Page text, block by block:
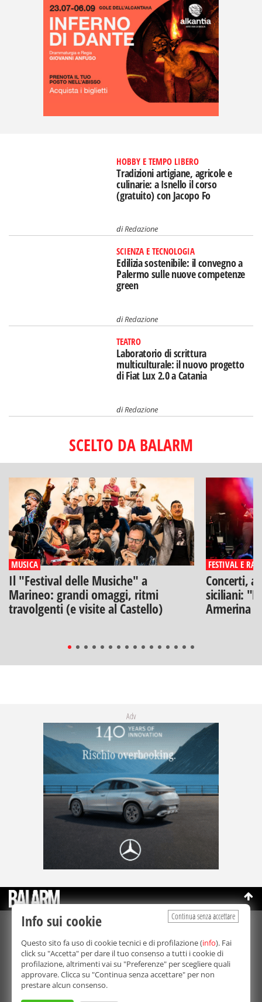
HOBBY E TEMPO LIBERO
Tradizioni artigiane, agricole e
culinarie: a Isnello il corso
(gratuito) con Jacopo Fo
diRedazione
SCIENZA E TECNOLOGIA
Edilizia sostenibile: il convegno a
Palermo sulle nuove competenze
green
diRedazione
TEATRO
Laboratorio di scrittura
multiculturale: il nuovo progetto
di Fiat Lux 2.0 a Catania
diRedazione
SCELTO DA BALARM
MUSICA
Il "Festival delle Musiche" a
Marineo: grandi omaggi, ritmi
travolgenti (e visite al Castello)
FESTIVAL E
Concerti,
siciliani:
Armerina
Adv
©Copyright 2003-2026
Bmedia Srl- P.IVA 07064240828
La riproduzione totale o parziale di tutti i contenuti, in qualunque
forma, su qualsiasi supporto è proibita.
Balarm.it è una testata giornalistica registrata. Autorizzazione del
Tribunale di Palermo n° 32 del 21/10/2003
Direttore responsabile:
Continua senza accettare
Info sui cookie
Questo sito fa uso di cookie tecnici e di profilazione (info). Fai
click su "Accetta" per dare il tuo consenso a tutti i cookie di
profilazione, altrimenti vai su "Preferenze" per scegliere quali
approvare. Clicca su "Continua senza accettare" per non
prestare alcun consenso.